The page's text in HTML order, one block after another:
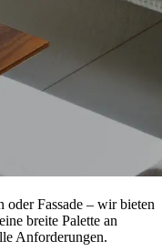
oder Fassade – wir bieten
breite Palette an
Anforderungen.